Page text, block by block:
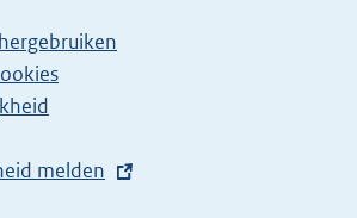
melden